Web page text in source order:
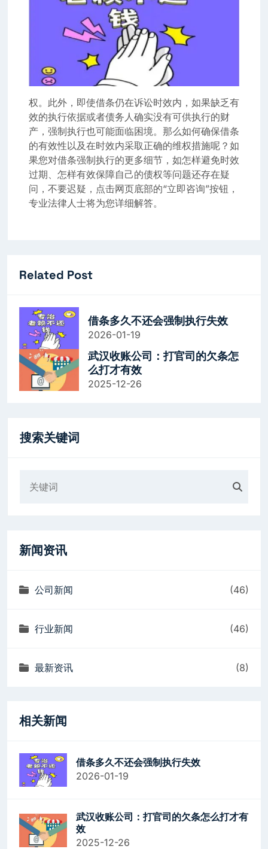
权。此外，即使借条仍在诉讼时效内，如果缺乏有
效的执行依据或者债务人确实没有可供执行的财
产，强制执行也可能面临困境。那么如何确保借条
的有效性以及在时效内采取正确的维权措施呢？如
果您对借条强制执行的更多细节，如怎样避免时效
过期、怎样有效保障自己的债权等问题还存在疑
问，不要迟疑，点击网页底部的“立即咨询”按钮，
专业法律人士将为您详细解答。
Related Post
借条多久不还会强制执行失效
2026-01-19
武汉收账公司：打官司的欠条怎
么打才有效
2025-12-26
搜索关键词
新闻资讯
公司新闻 (46)
行业新闻 (46)
最新资讯 (8)
相关新闻
借条多久不还会强制执行失效
2026-01-19
武汉收账公司：打官司的欠条怎么打才有
效
2025-12-26